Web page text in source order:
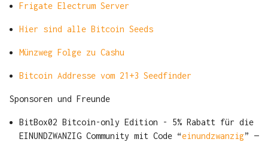
Frigate Electrum Server
Hier sind alle Bitcoin Seeds
Münzweg Folge zu Cashu
Bitcoin Addresse vom 21+3 Seedfinder
Sponsoren und Freunde
BitBox02 Bitcoin-only Edition - 5% Rabatt für die
EINUNDZWANZIG Community mit Code “einundzwanzig” —